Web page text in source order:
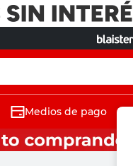
Medios de pago